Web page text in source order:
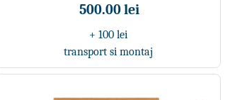
500.00 lei
+ 100 lei
transport si montaj